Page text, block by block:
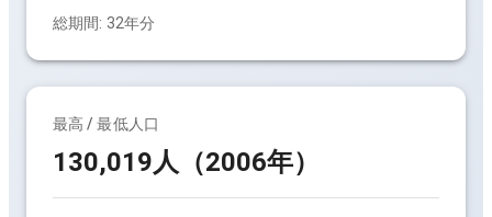
総期間: 32年分
最高 / 最低人口
130,019人（2006年）